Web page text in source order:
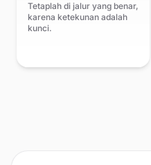
Tetaplah di jalur yang benar,
karena ketekunan adalah
kunci.